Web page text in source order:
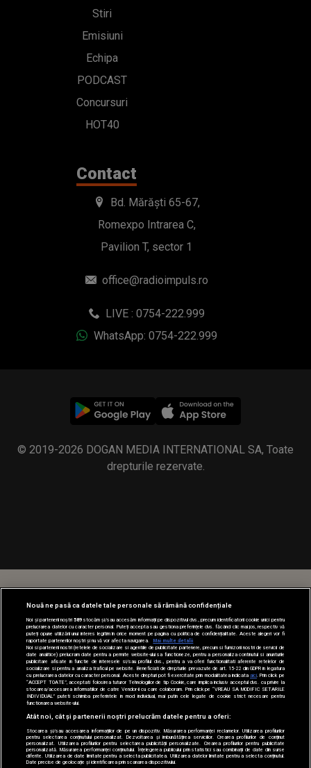
Bd. Mărăști 65-67,
Romexpo Intrarea C,
Pavilion T, sector 1
LIVE : 0754-222.999
WhatsApp: 0754-222.999
© 2019-2026 DOGAN MEDIA INTERNATIONAL SA, Toate
drepturile rezervate.
Nouă ne pasă ca datele tale personale să rămână confidențiale
Noi și partenerii noștri589stocăm și/sau accesăm informații pe dispozitivul dvs., precum identificatorii cookie unici pentru
prelucrarea datelor cu caracter personal. Puteți accepta sau gestiona preferințele dvs. făcând clic mai jos, respectiv vă
puteți opune utilizării unui interes legitim în orice moment pe pagina cu politica de confidențialitate. Aceste alegeri vor fi
raportate partenerilor noștri și nu vă vor afecta navigarea.
Mai multe detalii
Noi si partenerii nostri (retelele de socializare si agentiile de publicitate partenere, precum si furnizorii nostri de servicii de
date analitice) prelucram date pentru a permite website-ului sa functioneze, pentru a personaliza continutul si anunturile
publicitare afisate in functie de interesele si/sau profilul dvs., pentru a va oferi functionalitati aferente retelelor de
socializare si pentru a analiza traficul pe website. Beneficiati de drepturile prevazute de art. 15-22 din GDPR in legatura
cu prelucrarea datelor cu caracter personal. Aceste drepturi pot fi exercitate prin modalitatea indicataaici . Prin click pe
“ACCEPT TOATE”, acceptati folosirea tuturor Tehnologiilor de tip Cookie, care implica inclusiv acceptul dvs. cu privire la
stocarea/accesarea informatiilor de catre Vendor-ii cu care colaboram. Prin click pe “VREAU SA MODIFIC SETARILE
INDIVIDUAL” puteti schimba preferintele in mod individual, mai putin cele legate de cookie strict necesare pentru
functionarea website-ului.
Atât noi, cât și partenerii noștri prelucrăm datele pentru a oferi:
Stocarea și/sau accesarea informațiilor de pe un dispozitiv. Măsurarea performanței reclamelor. Utilizarea profilurilor
pentru selectarea conținutului personalizat. Dezvoltarea și îmbunătățirea serviciilor. Crearea profilurilor de conținut
personalizat. Utilizarea profilurilor pentru selectarea publicității personalizate. Crearea profilurilor pentru publicitate
personalizată. Măsurarea performanței conținutului. Înțelegerea publicului prin statistici sau combinații de date din surse
diferite. Utilizarea de date limitate pentru a selecta publicitatea. Utilizarea datelor limitate pentru a selecta conținutul.
Date precise de geolocație și identificarea prin scanarea dispozitivului.